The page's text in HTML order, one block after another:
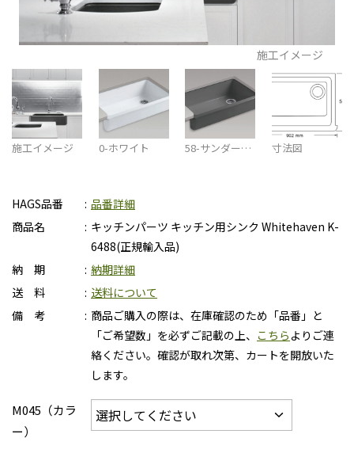
施工イメージ
施工イメージ 0-ホワイト 58-サンダー… 寸法図
HAGS品番
品番詳細
商品名
キッチンパーツ キッチン用シンク Whitehaven K-
6488(正規輸入品)
納 期
納期詳細
送 料
送料について
備 考
商品ご購入の際は、在庫確認のため「品番」と
「ご希望数」を必ずご記載の上、 こちら よりご連
絡ください。確認が取れ次第、カートを開放いた
します。
M045（カラ
ー）